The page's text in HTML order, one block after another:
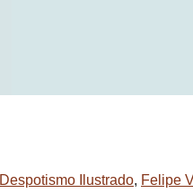
Despotismo Ilustrado, Felipe V